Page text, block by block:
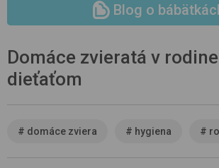
Blog o
Domáce zvieratá v
dieťaťom
# domáce zviera # hygiena #